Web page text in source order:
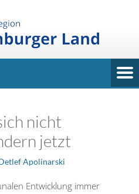
nicht
jetzt
Apolinarski
Entwicklung immer